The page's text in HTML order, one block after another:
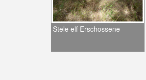
Stele elf Erschossene